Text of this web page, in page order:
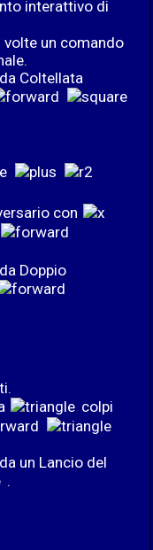
interattivo di
volte un comando
Coltellata
con
Doppio
colpi
un Lancio del
.